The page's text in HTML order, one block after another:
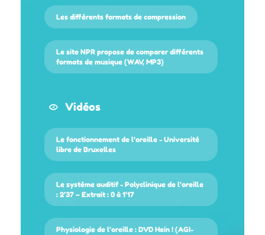
Les différents formats de compression
Le site NPR propose de comparer différents
formats de musique (WAV, MP3)
Vidéos
Le fonctionnement de l’oreille - Université
libre de Bruxelles
Le système auditif - Polyclinique de l’oreille
: 2’37 – Extrait : 0 à 1’17
Physiologie de l’oreille : DVD Hein ! (AGI-